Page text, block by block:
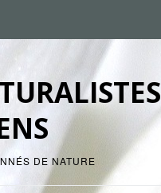
DE NATURE